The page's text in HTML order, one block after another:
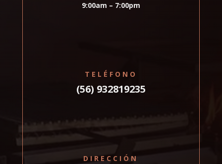
9:00am – 7:00pm
TELÉFONO
(56) 932819235
DIRECCIÓN